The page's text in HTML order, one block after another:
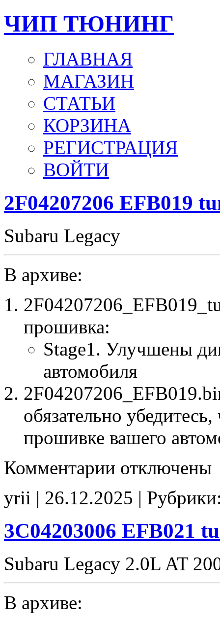
ЧИП ТЮНИНГ
ГЛАВНАЯ
МАГАЗИН
СТАТЬИ
КОРЗИНА
РЕГИСТРАЦИЯ
ВОЙТИ
2F04207206 EFB019
Subaru Legacy
В архиве:
прошивка:
Stage1. Улучшены
автомобиля
обязательно
прошивке вашего
Комментарии записи
tune
отключены
yrii | 26.12.2025 |
3C04203006 EFB021
Subaru Legacy 2.0L AT
В архиве: